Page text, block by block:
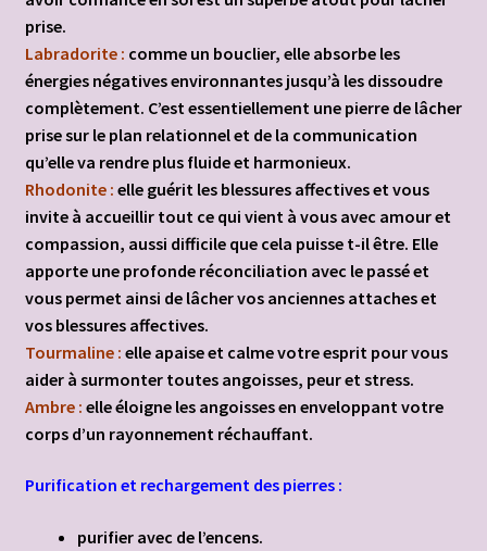
prise.
Labradorite : comme un bouclier, elle absorbe les
énergies négatives environnantes jusqu’à les dissoudre
complètement. C’est essentiellement une pierre de lâcher
prise sur le plan relationnel et de la communication
qu’elle va rendre plus fluide et harmonieux.
Rhodonite : elle guérit les blessures affectives et vous
invite à accueillir tout ce qui vient à vous avec amour et
compassion, aussi difficile que cela puisse t-il être. Elle
apporte une profonde réconciliation avec le passé et
vous permet ainsi de lâcher vos anciennes attaches et
vos blessures affectives.
Tourmaline : elle apaise et calme votre esprit pour vous
aider à surmonter toutes angoisses, peur et stress.
Ambre : elle éloigne les angoisses en enveloppant votre
corps d’un rayonnement réchauffant.
Purification et rechargement des pierres :
purifier avec de l’encens.